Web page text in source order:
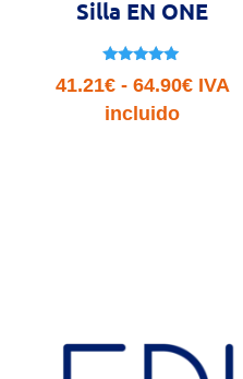
Silla EN ONE
con
5.00
de 5
41.21€ - 64.90€Rango
IVA
incluido